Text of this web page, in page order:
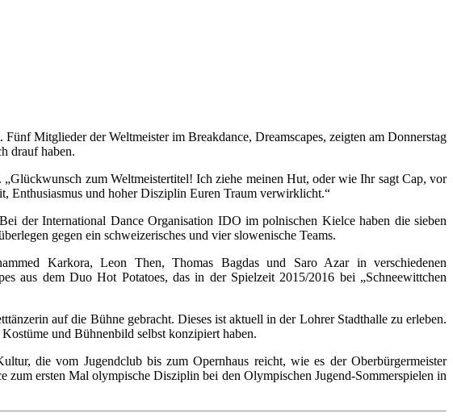
Mitglieder der Weltmeister im Breakdance, Dreamscapes, zeigten am Donnerstag
drauf haben.
zum Weltmeistertitel! Ich ziehe meinen Hut, oder wie Ihr sagt Cap, vor
Enthusiasmus und hoher Disziplin Euren Traum verwirklicht.“
der International Dance Organisation IDO im polnischen Kielce haben die sieben
gegen ein schweizerisches und vier slowenische Teams.
Karkora, Leon Then, Thomas Bagdas und Saro Azar in verschiedenen
aus dem Duo Hot Potatoes, das in der Spielzeit 2015/2016 bei „Schneewittchen
auf die Bühne gebracht. Dieses ist aktuell in der Lohrer Stadthalle zu erleben.
und Bühnenbild selbst konzipiert haben.
die vom Jugendclub bis zum Opernhaus reicht, wie es der Oberbürgermeister
zum ersten Mal olympische Disziplin bei den Olympischen Jugend-Sommerspielen in